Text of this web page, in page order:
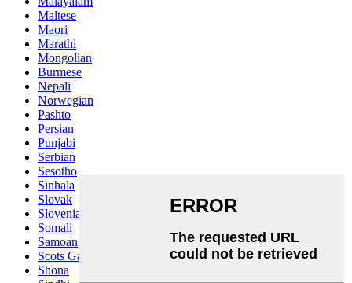
Maltese
Maori
Marathi
Mongolian
Burmese
Nepali
Norwegian
Pashto
Persian
Punjabi
Serbian
Sesotho
Sinhala
Slovak
Slovenian
Somali
Samoan
Scots Gaelic
Shona